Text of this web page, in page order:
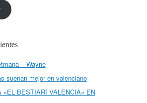
– Wayne
suenan mejor en valenciano
«EL BESTIARI VALENCIÀ» EN